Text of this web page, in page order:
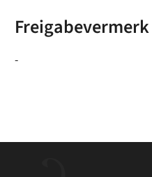
Freigabevermerk
-